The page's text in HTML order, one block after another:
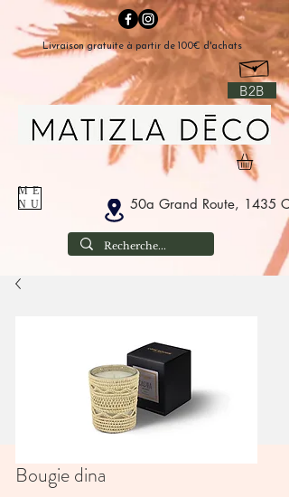
B2B
50a Grand Route, 1435
ME
NU
Livraison gratuite à partir de 100€ d'achats
Bougie dina